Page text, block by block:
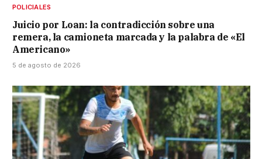
POLICIALES
Juicio por Loan: la contradicción sobre una
remera, la camioneta marcada y la palabra de «El
Americano»
5 de agosto de 2026